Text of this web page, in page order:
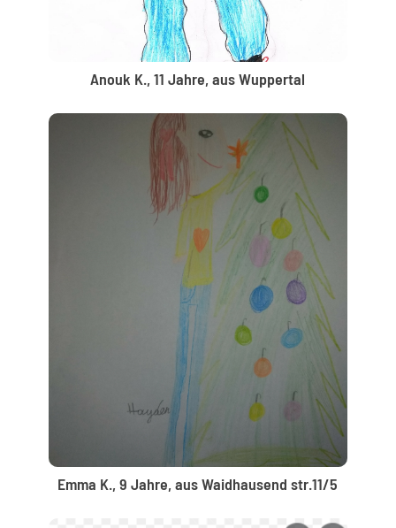
Anouk K., 11 Jahre, aus Wuppertal
Emma K., 9 Jahre, aus Waidhausend str.11/5